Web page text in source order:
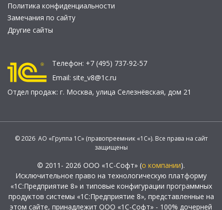
Политика конфиденциальности
Замечания по сайту
Другие сайты
Телефон: +7 (495) 737-92-57
Email: site_v8@1c.ru
Отдел продаж: г. Москва, улица Селезнёвская, дом 21
© 2026 АО «Группа 1С» (правопреемник «1С»). Все права на сайт
защищены
© 2011- 2026 ООО «1С-Софт» (о компании).
Исключительное право на технологическую платформу
«1С:Предприятие 8» и типовые конфигурации программных
продуктов системы «1С:Предприятие 8», представленные на
этом сайте, принадлежит ООО «1С-Софт» - 100% дочерней